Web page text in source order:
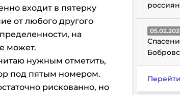
входит в пятерку
от любого другого
на
может.
нужным отметить,
под пятым номером.
рискованно, но